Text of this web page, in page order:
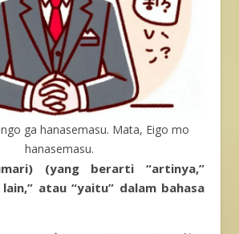
ga hanasemasu. Mata, Eigo mo
hanasemasu.
(yang berarti “artinya,”
atau “yaitu” dalam bahasa